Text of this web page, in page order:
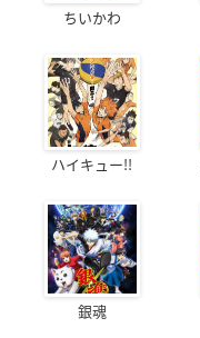
ちいかわ
ハイキュー!!
銀魂